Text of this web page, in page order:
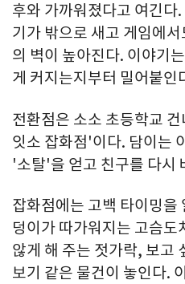
후와 가까워졌다고 여긴다
기가 밖으로 새고 게임에
의 벽이 높아진다. 이야기
게 커지는지부터 밀어붙인
전환점은 소소 초등학교
잇소 잡화점'이다. 담이는
'소탈'을 얻고 친구를 다시
잡화점에는 고백 타이밍을
덩이가 따가워지는 고슴도
않게 해 주는 젓가락, 보고
보기 같은 물건이 놓인다.